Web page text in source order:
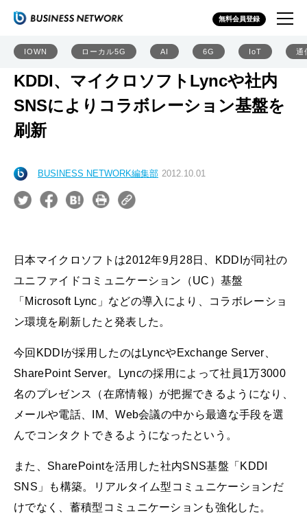
無料会員登録
IOWN ローカル5G AI 6G IoT 通
KDDI、マイクロソフトLyncや社内
SNSによりコラボレーション基盤を
刷新
BUSINESS NETWORK編集部 2012.10.01
日本マイクロソフトは2012年9月28日、KDDIが同社の
ユニファイドコミュニケーション（UC）基盤
「Microsoft Lync」などの導入により、コラボレーショ
ン環境を刷新したと発表した。
今回KDDIが採用したのはLyncやExchange Server、
SharePoint Server。Lyncの採用によって社員1万3000
名のプレゼンス（在席情報）が把握できるようになり、
メールや電話、IM、Web会議の中から最適な手段を選
んでコンタクトできるようになったという。
また、SharePointを活用した社内SNS基盤「KDDI
SNS」も構築。リアルタイム型コミュニケーションだ
けでなく、蓄積型コミュニケーションも強化した。